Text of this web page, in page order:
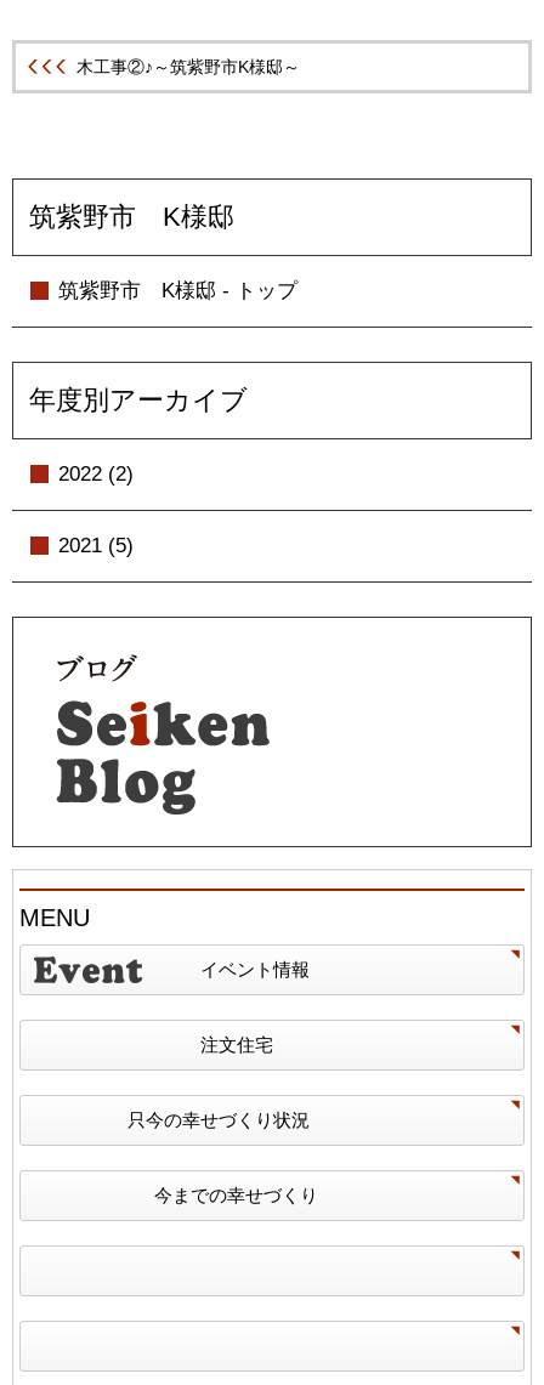
木工事②♪～筑紫野市K様邸～
筑紫野市 K様邸
筑紫野市 K様邸 - トップ
年度別アーカイブ
2022 (2)
2021 (5)
MENU
イベント情報
注文住宅
只今の幸せづくり状況
今までの幸せづくり